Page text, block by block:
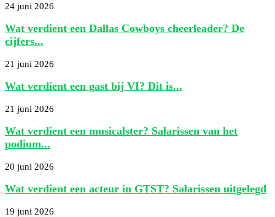
24 juni 2026
Wat verdient een Dallas Cowboys cheerleader? De
cijfers...
21 juni 2026
Wat verdient een gast bij VI? Dit is...
21 juni 2026
Wat verdient een musicalster? Salarissen van het
podium...
20 juni 2026
Wat verdient een acteur in GTST? Salarissen uitgelegd
19 juni 2026